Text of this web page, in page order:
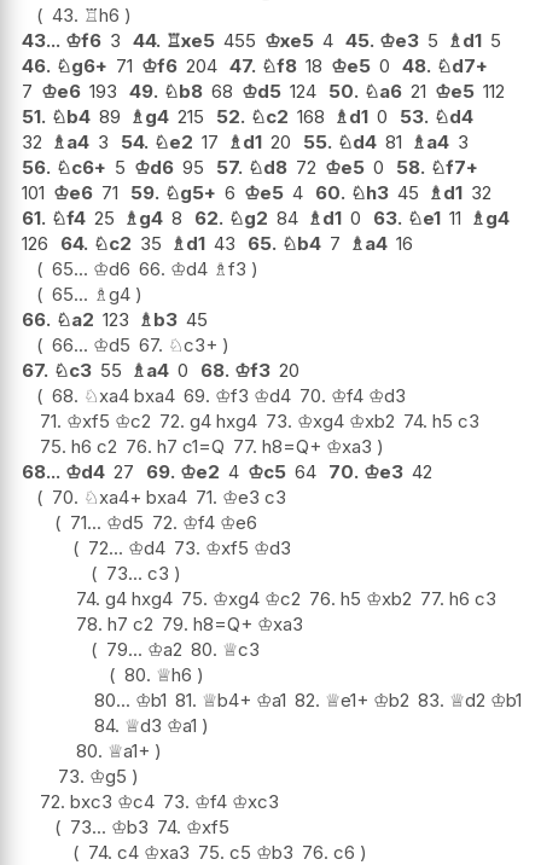
43. ♖h6
43... ♔f6 3 44. ♖xe5 455 ♔xe5 4 45. ♔e3 5 ♗ d1 5
46. ♘g6+ 71 ♔f6 204 47. ♘f8 18 ♔e5 0 48. ♘d7+
7 ♔e6 193 49. ♘b8 68 ♔d5 124 50. ♘a6 21 ♔e5 112
51. ♘b4 89 ♗ g4 215 52. ♘c2 168 ♗ d1 0 53. ♘d4
32
♗ a4 3 54. ♘e2 17 ♗ d1 20 55. ♘d4 81 ♗ a4 3
56. ♘c6+ 5 ♔d6 95 57. ♘d8 72 ♔e5 0 58. ♘f7+
101 ♔e6 71 59. ♘g5+ 6 ♔e5 4 60. ♘h3 45 ♗ d1 32
61. ♘f4 25 ♗ g4 8 62. ♘g2 84 ♗ d1 0 63. ♘e1 11 ♗ g4
126
64. ♘c2 35 ♗ d1 43 65. ♘b4 7 ♗ a4 16
65... ♔d6 66. ♔d4 ♗f3
65... ♗g4
66. ♘a2 123 ♗ b3 45
66... ♔d5 67. ♘c3+
67. ♘c3 55 ♗ a4 0 68. ♔f3 20
68. ♘xa4 bxa4 69. ♔f3 ♔d4 70. ♔f4 ♔d3
71. ♔xf5 ♔c2 72. g4 hxg4 73. ♔xg4 ♔xb2 74. h5 c3
75. h6 c2 76. h7 c1=Q 77. h8=Q+ ♔xa3
68... ♔d4 27 69. ♔e2 4 ♔c5 64 70. ♔e3 42
70. ♘xa4+ bxa4 71. ♔e3 c3
71... ♔d5 72. ♔f4 ♔e6
72... ♔d4 73. ♔xf5 ♔d3
73... c3
74. g4 hxg4 75. ♔xg4 ♔c2 76. h5 ♔xb2 77. h6 c3
78. h7 c2 79. h8=Q+ ♔xa3
79... ♔a2 80. ♕c3
80. ♕h6
80... ♔b1 81. ♕b4+ ♔a1 82. ♕e1+ ♔b2 83. ♕d2 ♔b1
84. ♕d3 ♔a1
80. ♕a1+
73. ♔g5
72. bxc3 ♔c4 73. ♔f4 ♔xc3
73... ♔b3 74. ♔xf5
74. c4 ♔xa3 75. c5 ♔b3 76. c6